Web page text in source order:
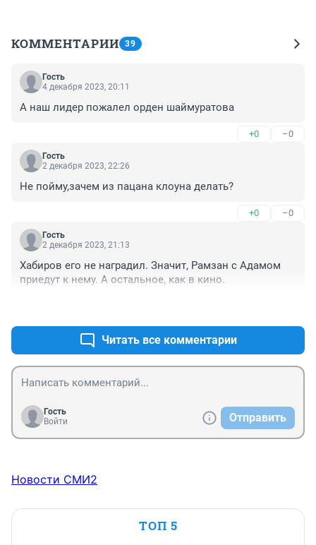
КОММЕНТАРИИ 39
Гость
4 декабря 2023, 20:11
А наш лидер пожалел орден шаймуратова
+0 –0
Гость
2 декабря 2023, 22:26
Не пойму,зачем из пацана клоуна делать?
+0 –0
Гость
2 декабря 2023, 21:13
Хабиров его не наградил. Значит, Рамзан с Адамом
приедут к нему. А остальное, как в кино.
Читать все комментарии
Гость
Войти
Отправить
Новости СМИ2
ТОП 5